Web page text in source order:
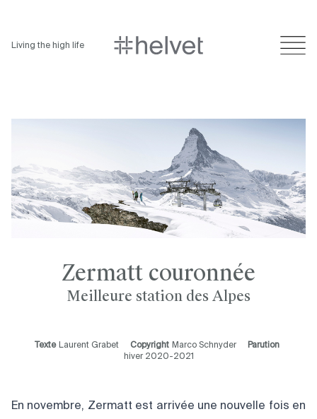
Living the high life
Zermatt couronnée
Meilleure station des Alpes
Texte Laurent Grabet Copyright Marco Schnyder
Parution
hiver 2020-2021
En novembre, Zermatt est arrivée une nouvelle fois en